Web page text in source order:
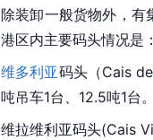
除装卸一般货物外，
港区内主要码头情况是
维多利亚码头（Cais
吨吊车1台、12.5吨1台
维拉维利亚码头(Cais